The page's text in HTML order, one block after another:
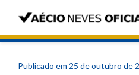
Publicado em 25 de outubro de